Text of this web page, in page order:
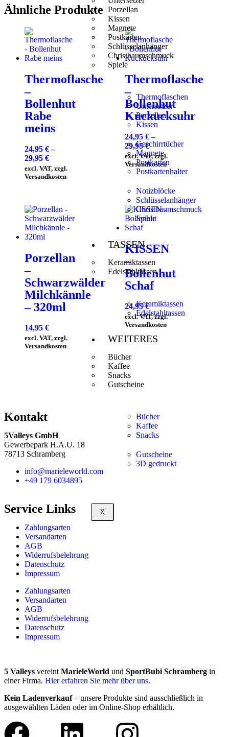
Porzellan
Kissen
Magnete
Postkarten
Schlüsselanhänger
Christbaumschmuck
Spiele
Thermoflaschen
Untersetzer
Porzellan
Kissen
Geschirrtücher
Magnete
Postkarten
Postkartenhalter
Notizblöcke
Schlüsselanhänger
Christbaumschmuck
Spiele
TASSEN
Keramiktassen
Edelstahltassen
Keramiktassen
Edelstahltassen
WEITERES
Bücher
Kaffee
Snacks
Gutscheine
Bücher
Kaffee
Snacks
Gutscheine
3D gedruckt
X
Ähnliche Produkte
Thermoflasche
–
Bollenhut
Rabe
meins
24,95 €–
29,95 €
excl. VAT, zzgl.
Versandkosten
Thermoflasche
–
Bollenhut
Kuckucksuhr
24,95 €–
29,95€
excl. VAT, zzgl.
Versandkosten
Porzellan
–
Schwarzwälder
Milchkännle
– 320ml
14,95 €
excl. VAT, zzgl.
Versandkosten
KISSEN
–
Bollenhut
Schaf
24,95€
excl. VAT, zzgl.
Versandkosten
Kontakt
5Valleys GmbH
Gewerbepark H.A.U. 18
78713 Schramberg
info@marieleworld.com
+49 179 6034895
Service Links
Zahlungsarten
Versandarten
AGB
Widerrufsbelehrung
Datenschutz
Impressum
Zahlungsarten
Versandarten
AGB
Widerrufsbelehrung
Datenschutz
Impressum
5 Valleys vereint MarieleWorld und SportBubi Schramberg in
einer Firma. Hier erfahren Sie mehr über uns.
Kein Ladenverkauf– unsere Produkte sind ausschließlich in
ausgewählten Läden oder im Online-Shop erhältlich.